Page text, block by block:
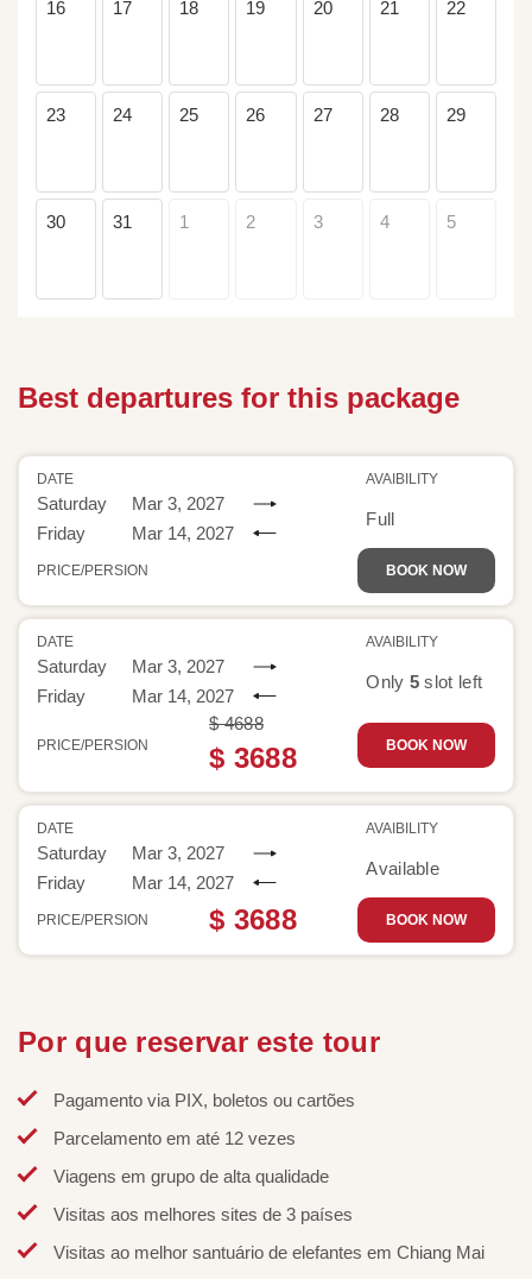
16 17 18 19 20 21 22
23 24 25 26 27 28 29
30 31 1 2 3 4 5
Best departures for this package
DATE AVAIBILITY
Saturday
Mar 3, 2027
Friday
Mar 14, 2027
Full
PRICE/PERSION BOOK NOW
DATE AVAIBILITY
Saturday
Mar 3, 2027
Friday
Mar 14, 2027
Only 5 slot left
PRICE/PERSION
$ 4688
$ 3688 BOOK NOW
DATE AVAIBILITY
Saturday
Mar 3, 2027
Friday
Mar 14, 2027
Available
PRICE/PERSION $ 3688 BOOK NOW
Por que reservar este tour
Pagamento via PIX, boletos ou cartões
Parcelamento em até 12 vezes
Viagens em grupo de alta qualidade
Visitas aos melhores sites de 3 países
Visitas ao melhor santuário de elefantes em Chiang Mai